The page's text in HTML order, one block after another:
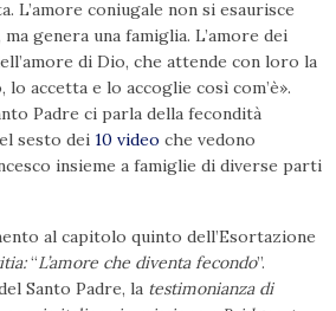
L’amore coniugale non si esaurisce
genera una famiglia. L’amore dei
di Dio, che attende con loro la
lo accetta e lo accoglie così com’è».
Padre ci parla della fecondità
sesto dei 10 video che vedono
insieme a famiglie di diverse parti
al capitolo quinto dell’Esortazione
“L’amore che diventa fecondo”.
Santo Padre, la testimonianza di